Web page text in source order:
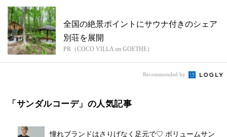
全国の絶景ポイントにサウナ付きのシェア
別荘を展開
PR（COCO VILLA on GOETHE）
Recommended by
「サンダルコーデ」の人気記事
憧れブランドはさりげなく足元で♡ ボリュームサン